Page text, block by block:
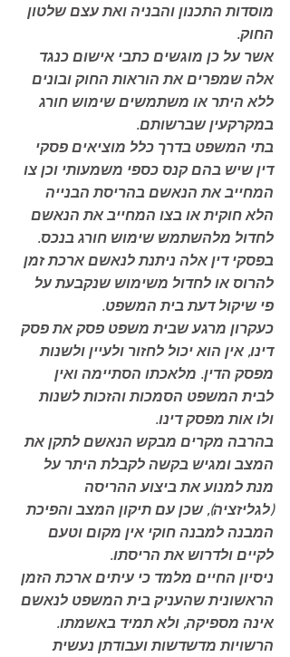
מוסדות התכנון והבניה ואת עצם שלטון
החוק.
אשר על כן מוגשים כתבי אישום כנגד
אלה שמפרים את הוראות החוק ובונים
ללא היתר או משתמשים שימוש חורג
במקרקעין שברשותם.
בתי המשפט בדרך כלל מוציאים פסקי
דין שיש בהם קנס כספי משמעותי וכן צו
המחייב את הנאשם בהריסת הבנייה
הלא חוקית או בצו המחייב את הנאשם
לחדול מלהשתמש שימוש חורג בנכס.
בפסקי דין אלה ניתנת לנאשם ארכת זמן
להרוס או לחדול משימוש שנקבעת על
פי שיקול דעת בית המשפט.
כעקרון מרגע שבית משפט פסק את פסק
דינו, אין הוא יכול לחזור ולעיין ולשנות
מפסק הדין. מלאכתו הסתיימה ואין
לבית המשפט הסמכות והזכות לשנות
ולו אות מפסק דינו.
בהרבה מקרים מבקש הנאשם לתקן את
המצב ומגיש בקשה לקבלת היתר על
מנת למנוע את ביצוע ההריסה
(לגליזציה), שכן עם תיקון המצב והפיכת
המבנה למבנה חוקי אין מקום וטעם
לקיים ולדרוש את הריסתו.
ניסיון החיים מלמד כי עיתים ארכת הזמן
הראשונית שהעניק בית המשפט לנאשם
אינה מספיקה, ולא תמיד באשמתו.
הרשויות מדשדשות ועבודתן נעשית